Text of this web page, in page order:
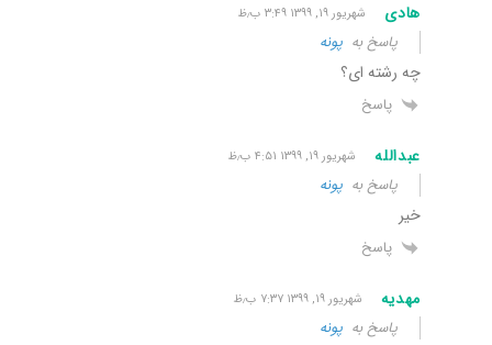
هادی شهریور ۱۹, ۱۳۹۹ ۳:۴۹ ب٫ظ
پاسخ به پونه
چه رشته ای؟
پاسخ
عبدالله شهریور ۱۹, ۱۳۹۹ ۴:۵۱ ب٫ظ
پاسخ به پونه
خیر
پاسخ
مهدیه شهریور ۱۹, ۱۳۹۹ ۷:۳۷ ب٫ظ
پاسخ به پونه